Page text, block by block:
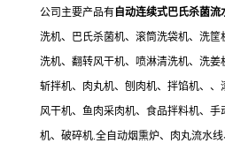
公司主要产品有 自动连续式巴氏杀菌流
洗机、巴氏杀菌机、滚筒洗袋机、洗
洗机、翻转风干机、喷淋清洗机、洗姜
斩拌机、肉丸机、刨肉机、拌馅机、、
风干机、鱼肉采肉机、食品拌料机、
机、破碎机.全自动烟熏炉、肉丸流水